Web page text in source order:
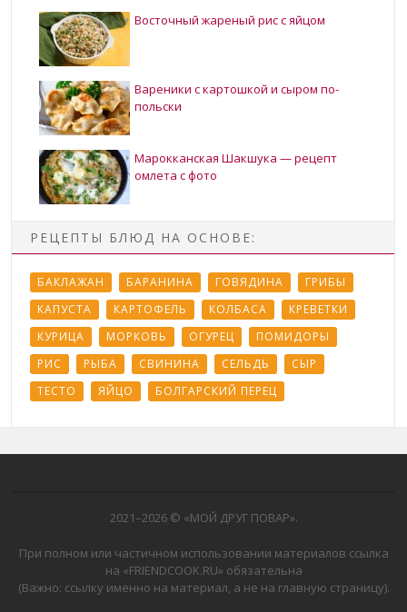
Восточный жареный рис с яйцом
Вареники с картошкой и сыром по-
польски
Марокканская Шакшука — рецепт
омлета с фото
РЕЦЕПТЫ БЛЮД НА ОСНОВЕ:
БАКЛАЖАН БАРАНИНА ГОВЯДИНА
ГРИБЫ
КАПУСТА
КАРТОФЕЛЬ КОЛБАСА
КРЕВЕТКИ
КУРИЦА
МОРКОВЬ ОГУРЕЦ
ПОМИДОРЫ
РИС
РЫБА СВИНИНА СЕЛЬДЬ
СЫР
ТЕСТО
ЯЙЦО БОЛГАРСКИЙ ПЕРЕЦ
2021–2026 © «МОЙ ДРУГ ПОВАР».
При полном или частичном использовании материалов ссылка
на «FRIENDCOOK.RU» обязательна
(Важно: ссылку именно на материал, а не на главную страницу).